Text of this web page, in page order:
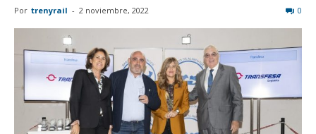
Por trenyrail - 2 noviembre, 2022 0